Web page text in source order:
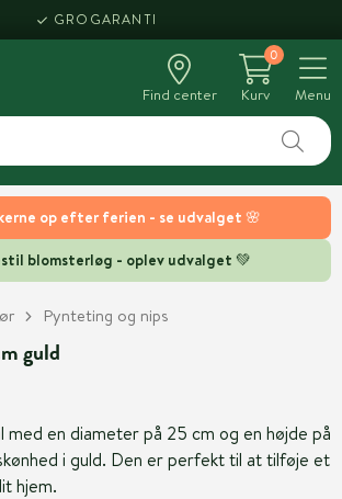
op efter ferien - se udvalget 🌸
blomsterløg - oplev udvalget 💚
GROGARANTI
Find center
0
Kurv
Menu
Pynteting og nips
guld
med en diameter på 25 cm og en højde på
i guld. Den er perfekt til at tilføje et
hjem.